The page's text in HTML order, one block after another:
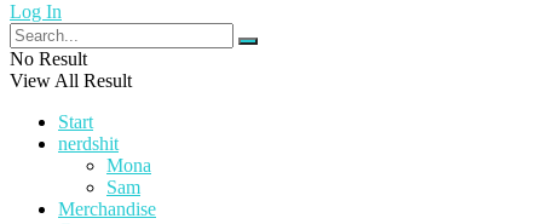
Log In
No Result
View All Result
Start
nerdshit
Mona
Sam
Merchandise